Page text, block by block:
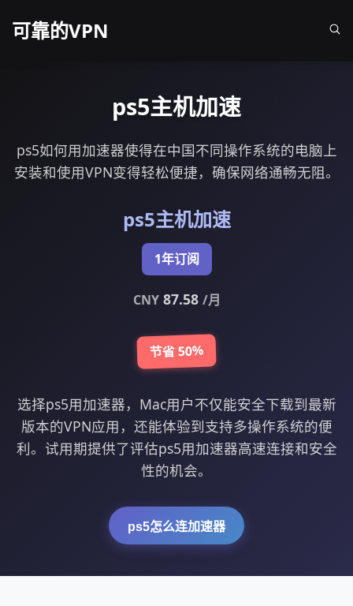
可靠的VPN
ps5主机加速
ps5如何用加速器使得在中国不同操作系统的电脑上
安装和使用VPN变得轻松便捷，确保网络通畅无阻。
ps5主机加速
1年订阅
CNY87.58 /月
节省 50%
选择ps5用加速器，Mac用户不仅能安全下载到最新
版本的VPN应用，还能体验到支持多操作系统的便
利。试用期提供了评估ps5用加速器高速连接和安全
性的机会。
ps5怎么连加速器